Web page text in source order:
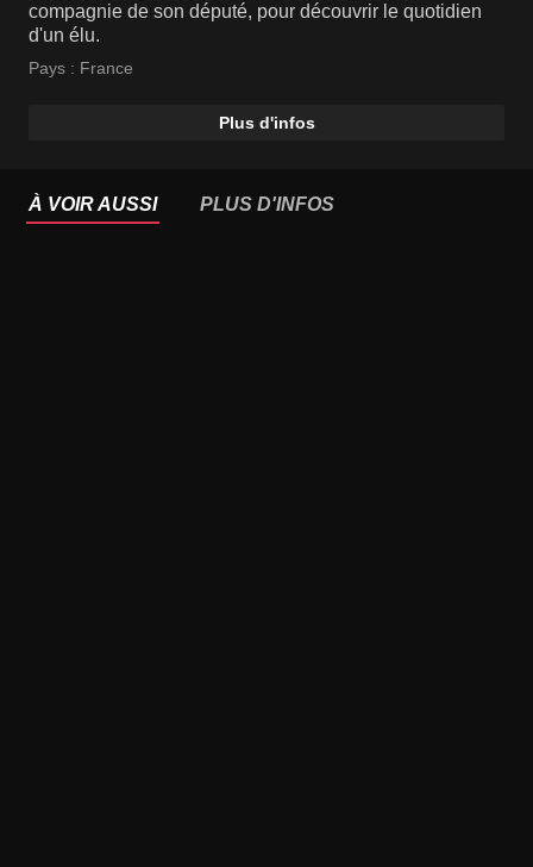
compagnie de son député, pour découvrir le quotidien
d'un élu.
Pays : France
Plus d'infos
À VOIR AUSSI PLUS D'INFOS